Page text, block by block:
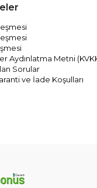
Aydınlatma Metni
Sorular
ve İade Koşulları